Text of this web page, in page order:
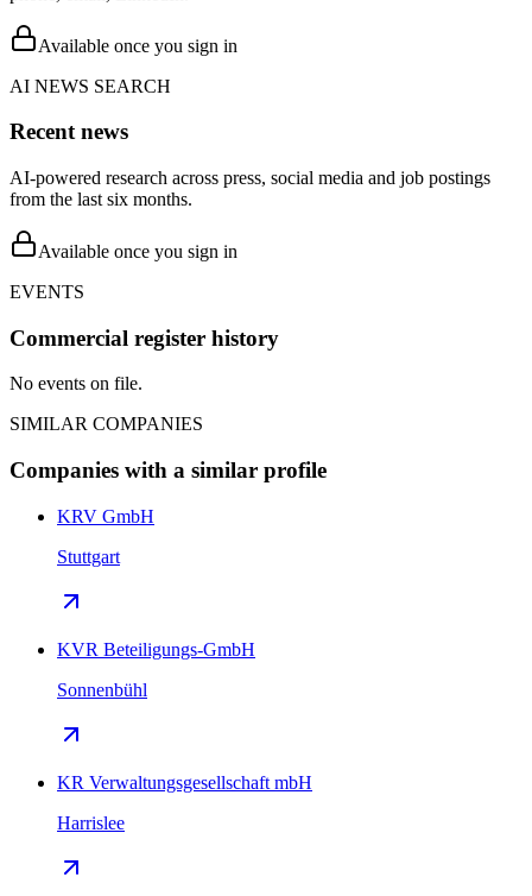
Available once you sign in
AI NEWS SEARCH
Recent news
AI-powered research across press, social media and job postings
from the last six months.
Available once you sign in
EVENTS
Commercial register history
No events on file.
SIMILAR COMPANIES
Companies with a similar profile
KRV GmbH
Stuttgart
KVR Beteiligungs-GmbH
Sonnenbühl
KR Verwaltungsgesellschaft mbH
Harrislee